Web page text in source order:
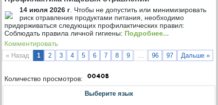
14 июля 2026 г. Чтобы не допустить или минимизировать
риск отравления продуктами питания, необходимо
придерживаться следующих профилактических правил:
Соблюдать правила личной гигиены: Подробнее...
Комментировать
« Назад 1 2 3 4 5 6 7 8 9 96 97 Дальше »
Количество просмотров:
Выберите язык